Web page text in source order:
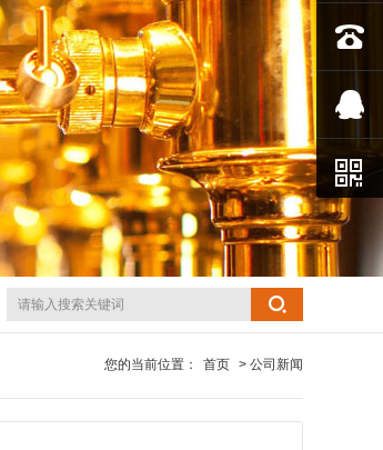
您的当前位置： 首页 > 公司新闻


